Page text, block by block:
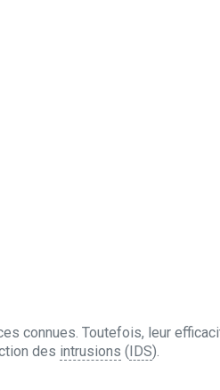
connues. Toutefois, leur
des intrusions (IDS).